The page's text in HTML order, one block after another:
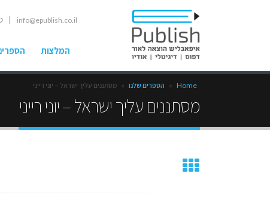
info@epublish.co.il
|
המלצות
Home
» הספרים שלנו » מסתננים עליך ישראל – יוני רייני
מסתננים עליך ישראל – יוני רייני